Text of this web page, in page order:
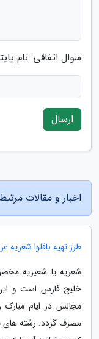
سوال اتفاقی: نام
ارسال
اخبار و مقالات مرتبط
طرز تهیه باقلوا شعریه
شعریه یا شعیریه
خلیج فارس است و
مجالس در ایام
مصرف گردد. رشته های